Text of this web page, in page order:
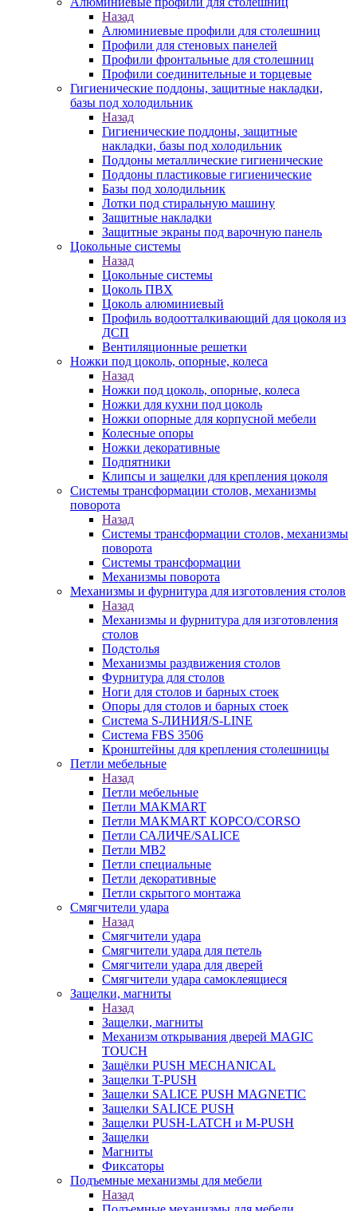
Назад
Алюминиевые профили для столешниц
Профили для стеновых панелей
Профили фронтальные для столешниц
Профили соединительные и торцевые
Гигиенические поддоны, защитные накладки,
базы под холодильник
Назад
Гигиенические поддоны, защитные
накладки, базы под холодильник
Поддоны металлические гигиенические
Поддоны пластиковые гигиенические
Базы под холодильник
Лотки под стиральную машину
Защитные накладки
Защитные экраны под варочную панель
Цокольные системы
Назад
Цокольные системы
Цоколь ПВХ
Цоколь алюминиевый
Профиль водоотталкивающий для цоколя из
ДСП
Вентиляционные решетки
Ножки под цоколь, опорные, колеса
Назад
Ножки под цоколь, опорные, колеса
Ножки для кухни под цоколь
Ножки опорные для корпусной мебели
Колесные опоры
Ножки декоративные
Подпятники
Клипсы и защелки для крепления цоколя
Системы трансформации столов, механизмы
поворота
Назад
Системы трансформации столов, механизмы
поворота
Системы трансформации
Механизмы поворота
Механизмы и фурнитура для изготовления столов
Назад
Механизмы и фурнитура для изготовления
столов
Подстолья
Механизмы раздвижения столов
Фурнитура для столов
Ноги для столов и барных стоек
Опоры для столов и барных стоек
Система S-ЛИНИЯ/S-LINE
Система FBS 3506
Кронштейны для крепления столешницы
Петли мебельные
Назад
Петли мебельные
Петли MAKMART
Петли MAKMART КОРСО/CORSO
Петли САЛИЧЕ/SALICE
Петли MB2
Петли специальные
Петли декоративные
Петли скрытого монтажа
Смягчители удара
Назад
Смягчители удара
Смягчители удара для петель
Смягчители удара для дверей
Cмягчители удара самоклеящиеся
Защелки, магниты
Назад
Защелки, магниты
Механизм открывания дверей MAGIC
TOUCH
Защёлки PUSH MECHANICAL
Защелки T-PUSH
Защелки SALICE PUSH MAGNETIC
Защелки SALICE PUSH
Защелки PUSH-LATCH и M-PUSH
Защелки
Магниты
Фиксаторы
Подъемные механизмы для мебели
Назад